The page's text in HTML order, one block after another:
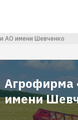
АО имени Шевченко
Агрофирма
имени